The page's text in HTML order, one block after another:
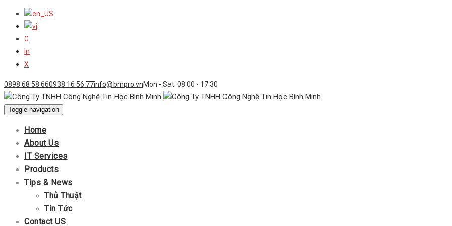
G
In
X
0898 68 58 660938 16 56 77info@bmpro.vnMon - Sat: 08:00 - 17:30
Toggle navigation
Home
About Us
IT Services
Products
Tips & News
Thủ Thuật
Tin Tức
Contact US